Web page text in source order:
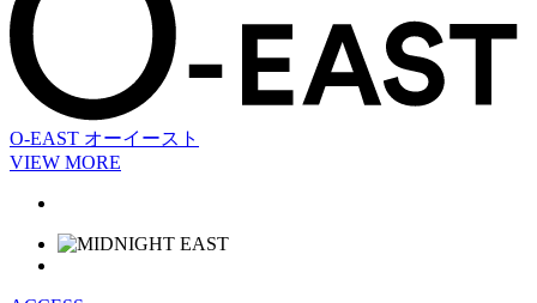
O-EAST オーイースト
VIEW MORE